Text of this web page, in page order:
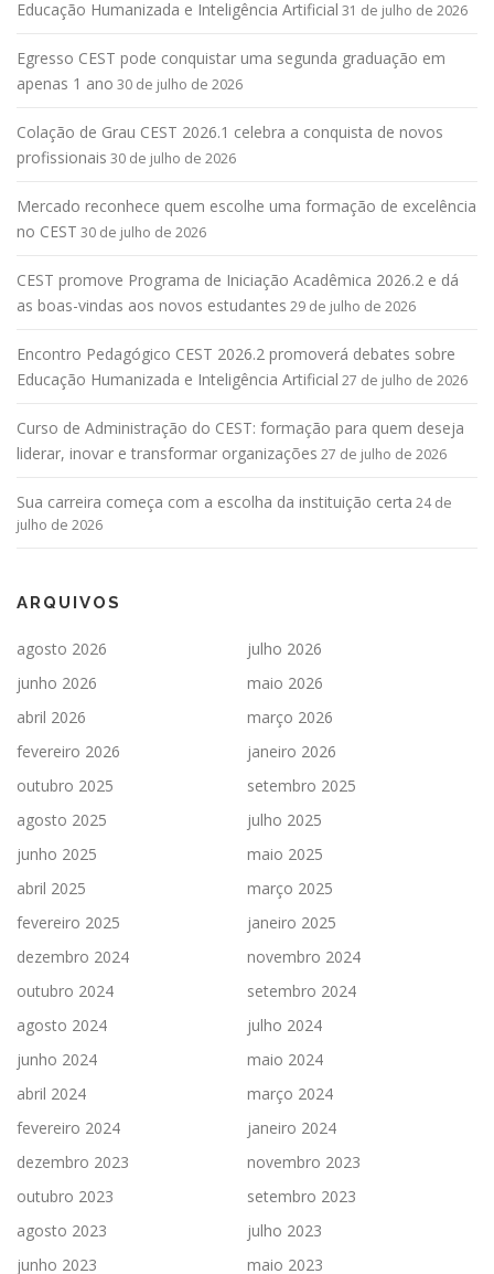
Educação Humanizada e Inteligência Artificial 31 de julho de 2026
Egresso CEST pode conquistar uma segunda graduação em
apenas 1 ano 30 de julho de 2026
Colação de Grau CEST 2026.1 celebra a conquista de novos
profissionais 30 de julho de 2026
Mercado reconhece quem escolhe uma formação de excelência
no CEST 30 de julho de 2026
CEST promove Programa de Iniciação Acadêmica 2026.2 e dá
as boas-vindas aos novos estudantes 29 de julho de 2026
Encontro Pedagógico CEST 2026.2 promoverá debates sobre
Educação Humanizada e Inteligência Artificial 27 de julho de 2026
Curso de Administração do CEST: formação para quem deseja
liderar, inovar e transformar organizações 27 de julho de 2026
Sua carreira começa com a escolha da instituição certa 24 de
julho de 2026
ARQUIVOS
agosto 2026
julho 2026
junho 2026
maio 2026
abril 2026
março 2026
fevereiro 2026
janeiro 2026
outubro 2025
setembro 2025
agosto 2025
julho 2025
junho 2025
maio 2025
abril 2025
março 2025
fevereiro 2025
janeiro 2025
dezembro 2024
novembro 2024
outubro 2024
setembro 2024
agosto 2024
julho 2024
junho 2024
maio 2024
abril 2024
março 2024
fevereiro 2024
janeiro 2024
dezembro 2023
novembro 2023
outubro 2023
setembro 2023
agosto 2023
julho 2023
junho 2023
maio 2023